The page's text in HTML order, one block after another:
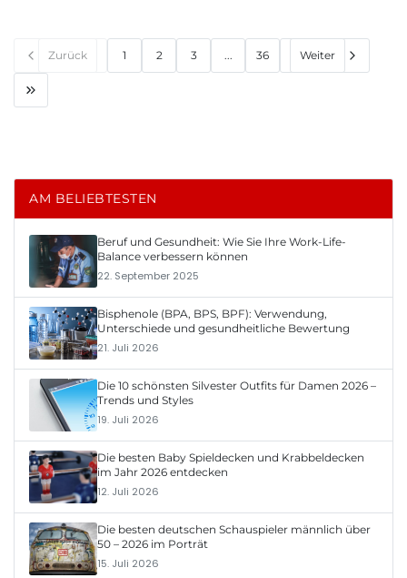
Zurück 1 2 3 ... 36 Weiter
AM BELIEBTESTEN
Beruf und Gesundheit: Wie Sie Ihre Work-Life-
Balance verbessern können
22. September 2025
Bisphenole (BPA, BPS, BPF): Verwendung,
Unterschiede und gesundheitliche Bewertung
21. Juli 2026
Die 10 schönsten Silvester Outfits für Damen 2026 –
Trends und Styles
19. Juli 2026
Die besten Baby Spieldecken und Krabbeldecken
im Jahr 2026 entdecken
12. Juli 2026
Die besten deutschen Schauspieler männlich über
50 – 2026 im Porträt
15. Juli 2026